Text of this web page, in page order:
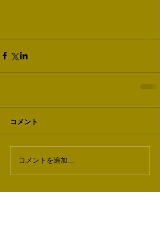
コメント
コメントを追加…